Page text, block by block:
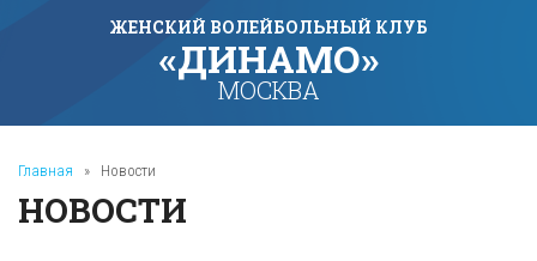
ЖЕНСКИЙ ВОЛЕЙБОЛЬНЫЙ КЛУБ
«ДИНАМО»
МОСКВА
Главная » Новости
НОВОСТИ